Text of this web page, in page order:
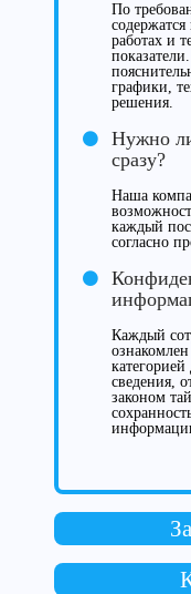
По
работах и
графики,
решения.
Нужно
сразу?
Наша
каждый
согласно
Каждый
сведения,
законом